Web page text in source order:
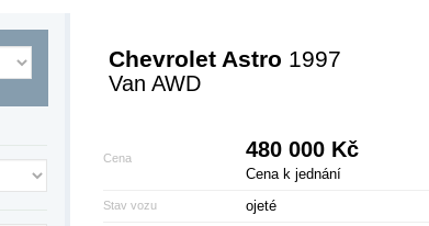
Chevrolet Astro 1997
Van AWD
Cena 480 000 Kč
Cena k jednání
Stav vozu ojeté